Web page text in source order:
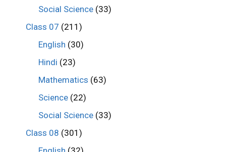
Social Science (33)
Class 07 (211)
English (30)
Hindi (23)
Mathematics (63)
Science (22)
Social Science (33)
Class 08 (301)